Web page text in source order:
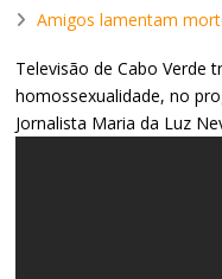
Amigos lamentam
Televisão de Cabo Verde
homossexualidade, no
Jornalista Maria da Luz